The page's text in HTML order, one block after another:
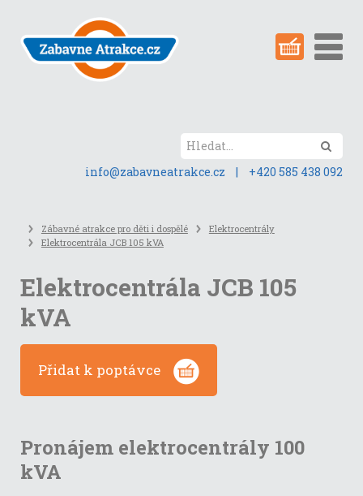
obsah
stránky
info@zabavneatrakce.cz
| +420 585 438 092
Zábavné atrakce pro děti i dospělé
Elektrocentrály
Elektrocentrála JCB 105 kVA
Elektrocentrála JCB 105
kVA
Přidat k poptávce
Pronájem elektrocentrály 100
kVA